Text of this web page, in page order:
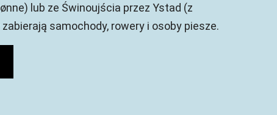
lub ze Świnoujścia przez Ystad (z
samochody, rowery i osoby piesze.